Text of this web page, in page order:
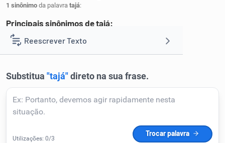
Reescrever Texto
Corrigir Texto
1 sinônimo da palavra tajá:
Principais sinônimos de tajá:
1 tinhorão.